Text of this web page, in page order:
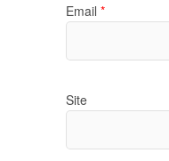
Email *
Site